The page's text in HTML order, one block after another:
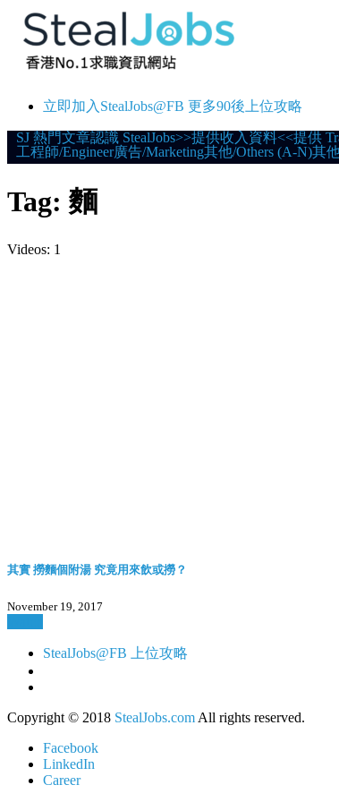
立即加入StealJobs@FB 更多90後上位攻略
Skip
to
SJ 熱門文章認識 StealJobs>>提供收入資料<<提供
工程師/Engineer廣告/Marketing其他/Others (A-N)其
Tag: 麵
Videos: 1
其實 撈麵個附湯 究竟用來飲或撈？
November 19, 2017
StealJobs@FB 上位攻略
Copyright © 2018 StealJobs.com All rights reserved.
Facebook
LinkedIn
Career